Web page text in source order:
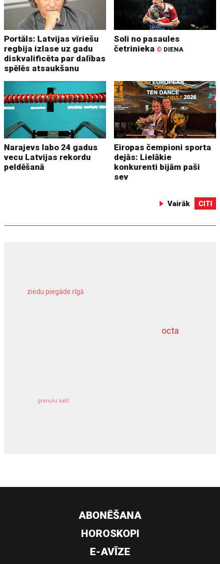
Portāls: Latvijas vīriešu
regbija izlase uz gadu
diskvalificēta par dalības
spēlēs atsaukšanu
Soli no pasaules
četrinieka © DIENA
Narajevs labo 24 gadus
vecu Latvijas rekordu
peldēšanā
Eiropas čempioni sporta
dejās: Lielākie
konkurenti bijām paši
sev
Vairāk CITI
octa
ziedu piegāde rīgā
granulu katli
dziļurbums
ABONĒŠANA
HOROSKOPI
E-AVĪZE